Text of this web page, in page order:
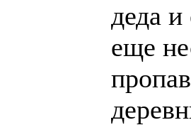
деда и
еще